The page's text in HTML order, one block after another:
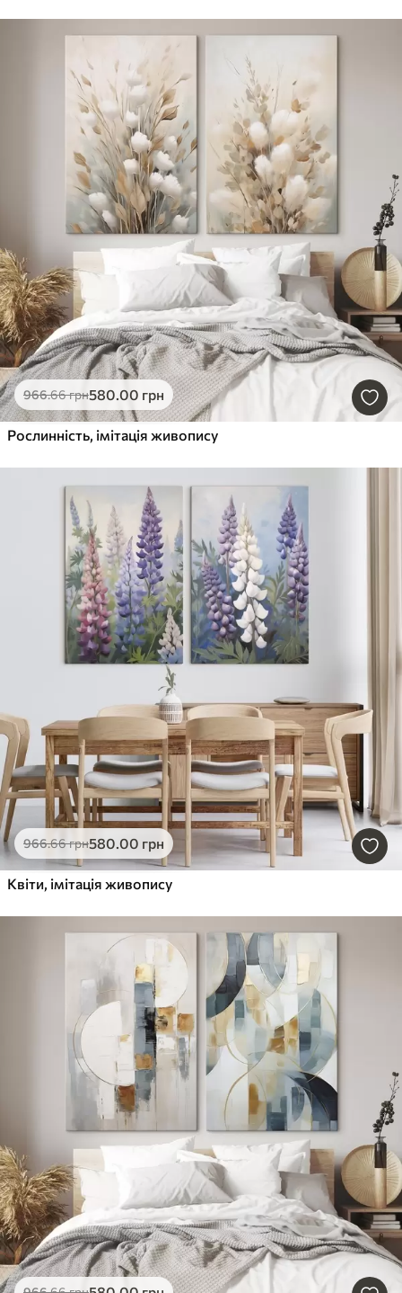
966.66грн580.00 грн
Рослинність, імітація живопису
966.66грн580.00 грн
Квіти, імітація живопису